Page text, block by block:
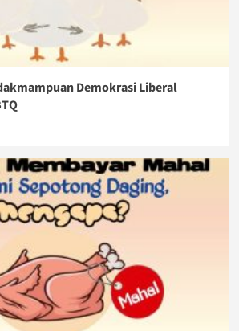
Demokrasi Liberal